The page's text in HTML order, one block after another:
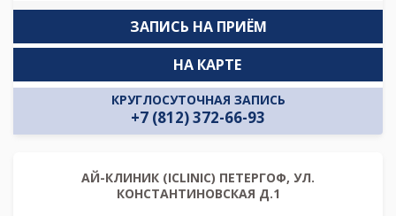
ЗАПИСЬ НА ПРИЁМ
КРУГЛОСУТОЧНАЯ ЗАПИСЬ
+7 (812) 372-66-93
НА КАРТЕ
АЙ-КЛИНИК (ICLINIC) ПЕТЕРГОФ, УЛ.
КОНСТАНТИНОВСКАЯ Д.1